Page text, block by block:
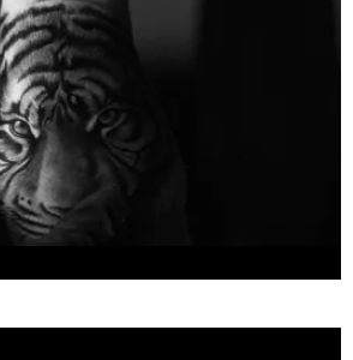
känslofylld konst med hårt fysiskt arbete.
tatuerare. Läs om hans historia och